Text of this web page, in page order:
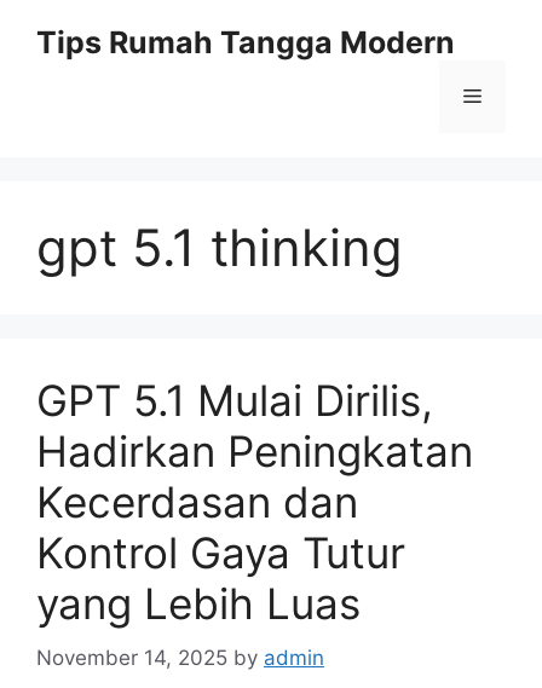
Tips Rumah Tangga Modern
Menu
gpt 5.1 thinking
GPT 5.1 Mulai Dirilis,
Hadirkan Peningkatan
Kecerdasan dan
Kontrol Gaya Tutur
yang Lebih Luas
November 14, 2025 by admin